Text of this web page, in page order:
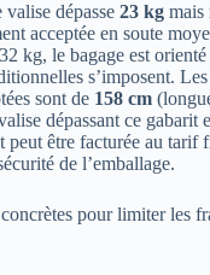
dépasse 23 kg mais
acceptée en soute
kg, le bagage est
s’imposent. Les
sont de 158 cm
dépassant ce gabarit
peut être facturée au tarif
de l’emballage.
pour limiter les